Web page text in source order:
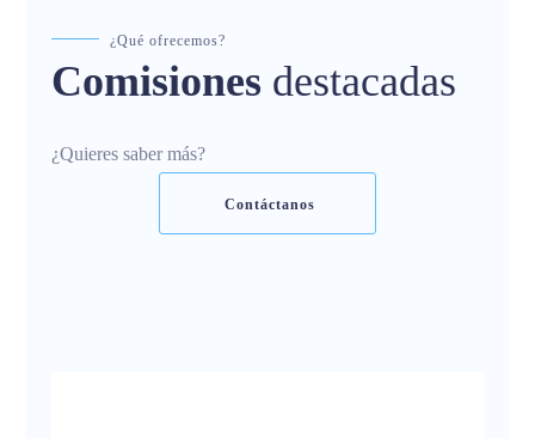
¿Qué ofrecemos?
Comisiones destacadas
¿Quieres saber más?
Contáctanos